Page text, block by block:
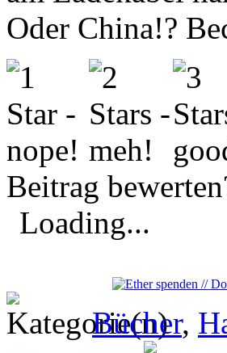
Oder China!?
Beitrag
Loading...
Bücher,